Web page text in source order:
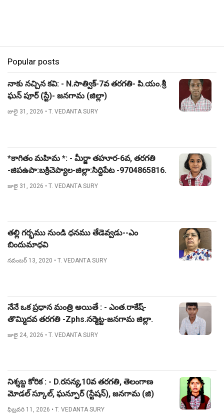
Popular posts
నాకు నచ్చిన కవి: - N.సాత్విక్-7వ తరగతి- పి.యం.శ్రీ
ఘన్ పూర్ (స్టే)- జనగామ (జిల్లా)
జులై 31, 2026 • T. VEDANTA SURY
*కాగితం మహిమ *: - మీర్జా తహూర-6వ, తరగతి
-జిపఉపా:బక్రిచెప్యాల-జిల్లా:సిద్దిపేట -9704865816.
జులై 31, 2026 • T. VEDANTA SURY
తల్లి గర్భము నుండి ధనము తేడెవ్వడు--ఎం
బిందుమాధవి
నవంబర్ 13, 2020 • T. VEDANTA SURY
నేనే ఒక ప్రధాన మంత్రి అయితే : - ఎంత.రాకేష్-
తొమ్మిదవ తరగతి -Zphs.నర్మెట్ట-జనగామ జిల్లా.
జులై 24, 2026 • T. VEDANTA SURY
నిశ్శబ్ద కోరిక : - D.రసన్య,10వ తరగతి, తెలంగాణ
మోడల్ స్కూల్, ఘన్పూర్ (స్టేషన్), జనగామ (జి)
ఫిబ్రవరి 11, 2026 • T. VEDANTA SURY